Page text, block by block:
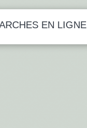
EN LIGNE